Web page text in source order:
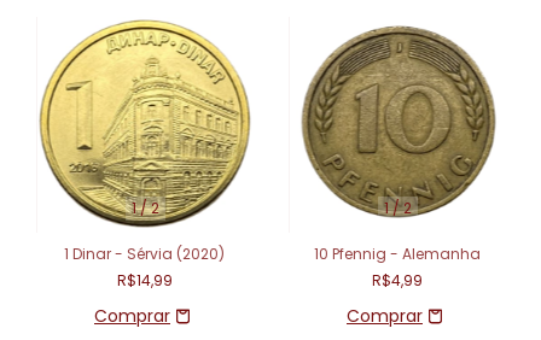
1/2
1 Dinar - Sérvia (2020)
R$14,99
1/2
10 Pfennig - Alemanha
R$4,99